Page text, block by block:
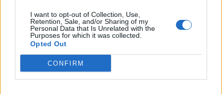
I want to opt-out of Collection, Use,
Retention, Sale, and/or Sharing of my
Personal Data that Is Unrelated with the
Purposes for which it was collected.
Opted Out
CONFIRM
Σύμφωνα με έναν μέσο υπολογισμό, αν το
μήκος των βημάτων σου είναι 70 ή 80
εκατοστά, τότε τ
αντιστοιχούν σε περίπου 7 ή 8 χιλιόμετρα.